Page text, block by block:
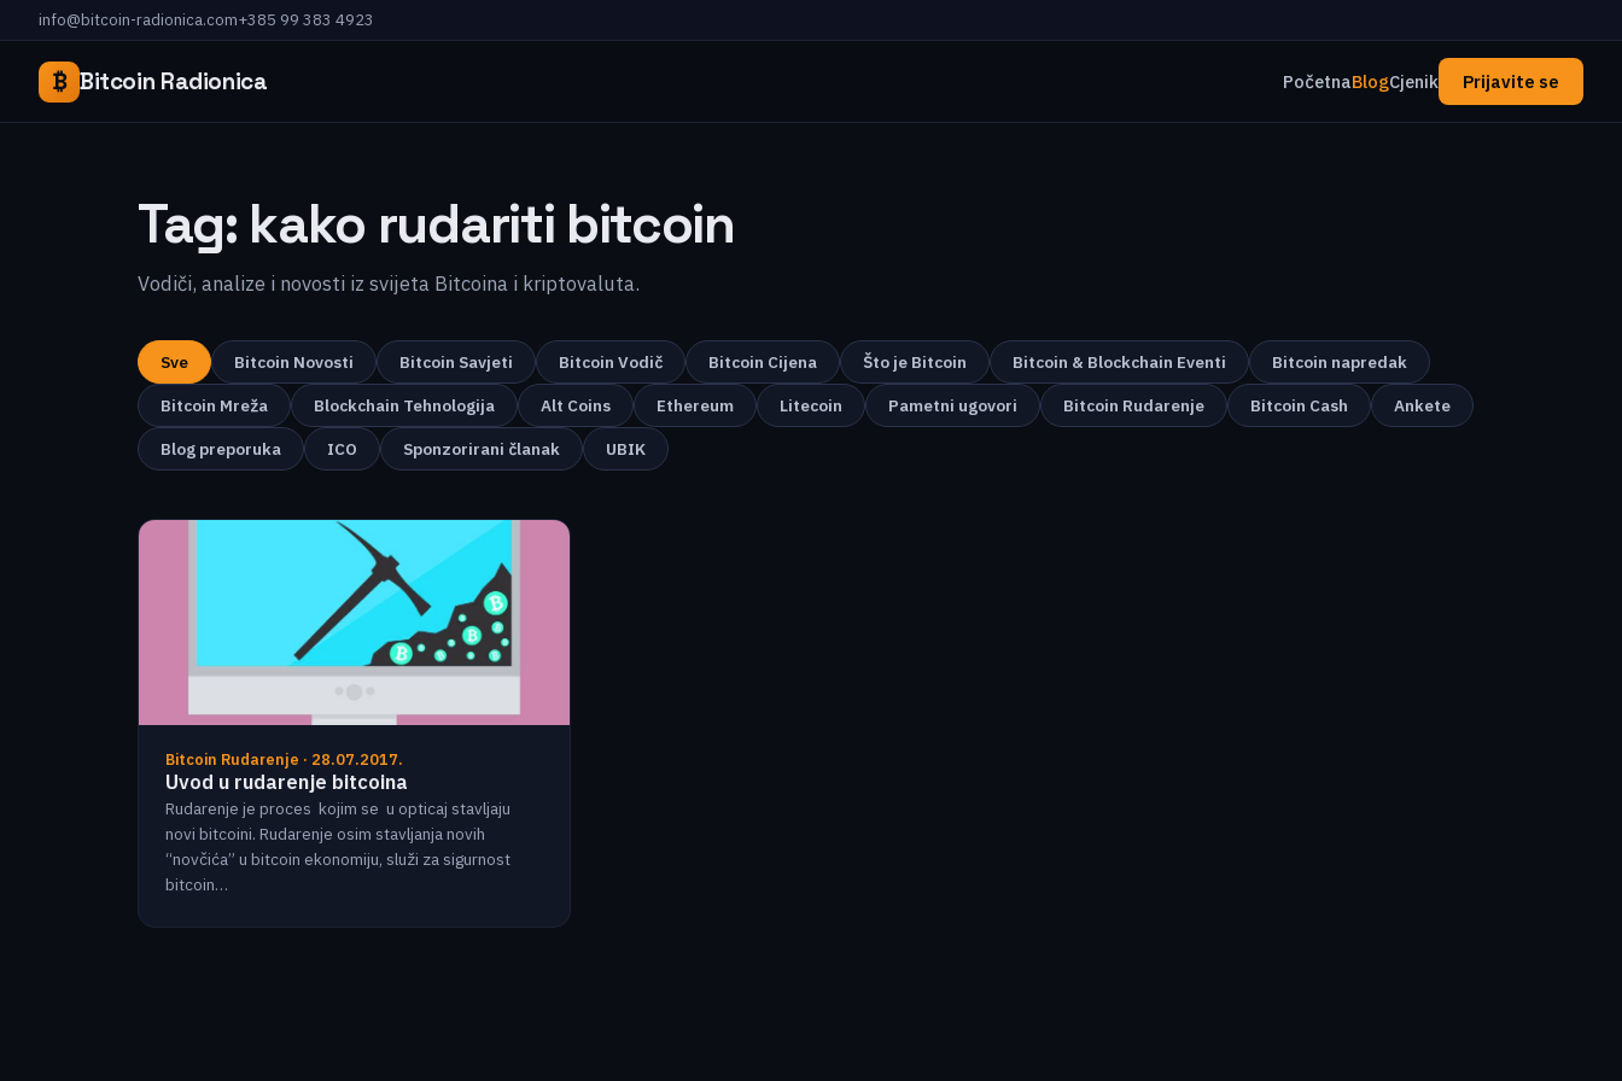
info@bitcoin-radionica.com+385 99 383 4923
₿ Bitcoin Radionica PočetnaBlogCjenik Prijavite se
Tag: kako rudariti bitcoin
Vodiči, analize i novosti iz svijeta Bitcoina i kriptovaluta.
Sve Bitcoin Novosti Bitcoin Savjeti Bitcoin Vodič Bitcoin Cijena Što je Bitcoin Bitcoin & Blockchain Eventi
Bitcoin napredak
Bitcoin Mreža
Blockchain Tehnologija Alt Coins Ethereum Litecoin Pametni ugovori Bitcoin Rudarenje Bitcoin Cash
Ankete
Blog preporuka
ICO Sponzorirani članak UBIK
Bitcoin Rudarenje · 28.07.2017.
Uvod u rudarenje bitcoina
Rudarenje je proces kojim se u opticaj stavljaju
novi bitcoini. Rudarenje osim stavljanja novih
“novčića” u bitcoin ekonomiju, služi za sigurnost
bitcoin…